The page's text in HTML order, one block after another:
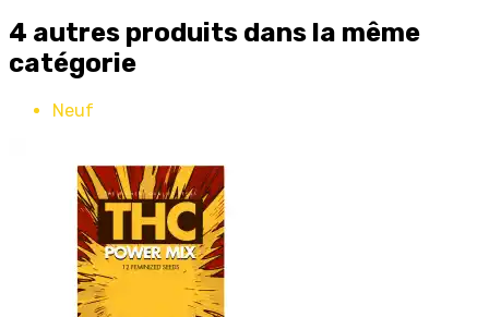
4 autres produits dans la même
catégorie
Neuf